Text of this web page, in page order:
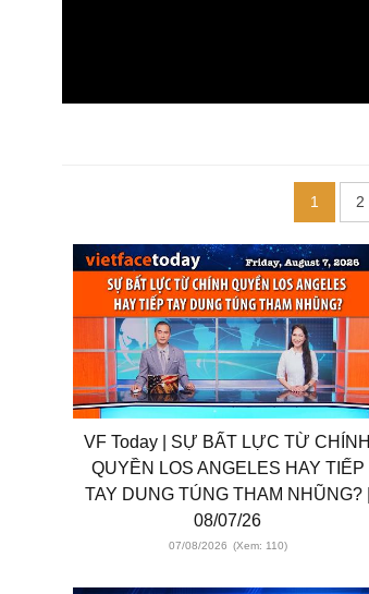
1 2
VF Today | SỰ BẤT LỰC TỪ CHÍNH
QUYỀN LOS ANGELES HAY TIẾP
TAY DUNG TÚNG THAM NHŨNG? |
08/07/26
07/08/2026 (Xem: 110)